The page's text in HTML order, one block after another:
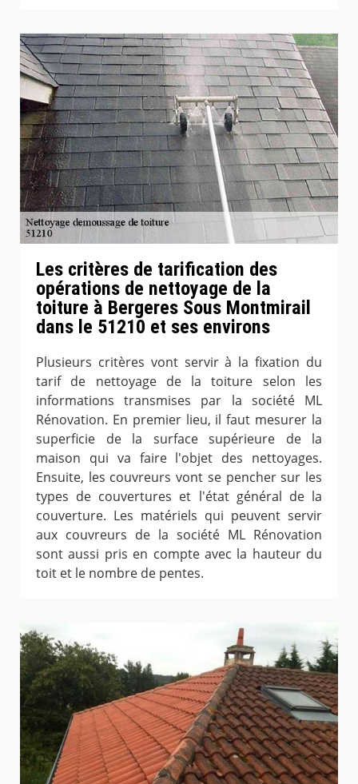
Les critères de tarification des
opérations de nettoyage de la
toiture à Bergeres Sous Montmirail
dans le 51210 et ses environs
Plusieurs critères vont servir à la fixation du
tarif de nettoyage de la toiture selon les
informations transmises par la société ML
Rénovation. En premier lieu, il faut mesurer la
superficie de la surface supérieure de la
maison qui va faire l'objet des nettoyages.
Ensuite, les couvreurs vont se pencher sur les
types de couvertures et l'état général de la
couverture. Les matériels qui peuvent servir
aux couvreurs de la société ML Rénovation
sont aussi pris en compte avec la hauteur du
toit et le nombre de pentes.